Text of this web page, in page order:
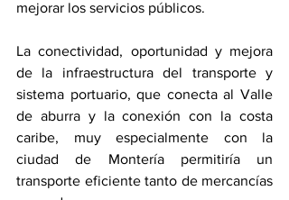
mejorar los servicios públicos.
La conectividad, oportunidad y mejora
de la infraestructura del transporte y
sistema portuario, que conecta al Valle
de aburra y la conexión con la costa
caribe, muy especialmente con la
ciudad de Montería permitiría un
transporte eficiente tanto de mercancías